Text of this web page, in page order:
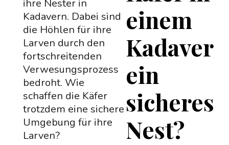
einem
Kadaver
ein
sicheres
Nest?
ihre Nester in
Kadavern. Dabei sind
die Höhlen für ihre
Larven durch den
fortschreitenden
Verwesungsprozess
bedroht. Wie
schaffen die Käfer
trotzdem eine sichere
Umgebung für ihre
Larven?